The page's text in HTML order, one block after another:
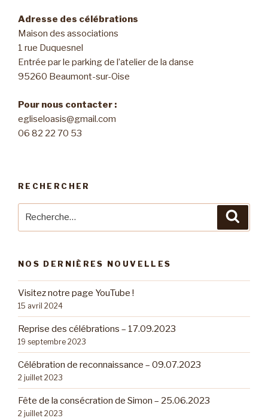
Adresse des célébrations
Maison des associations
1 rue Duquesnel
Entrée par le parking de l’atelier de la danse
95260 Beaumont-sur-Oise
Pour nous contacter :
egliseloasis@gmail.com
06 82 22 70 53
RECHERCHER
NOS DERNIÈRES NOUVELLES
Visitez notre page YouTube !
15 avril 2024
Reprise des célébrations – 17.09.2023
19 septembre 2023
Célébration de reconnaissance – 09.07.2023
2 juillet 2023
Fête de la consécration de Simon – 25.06.2023
2 juillet 2023